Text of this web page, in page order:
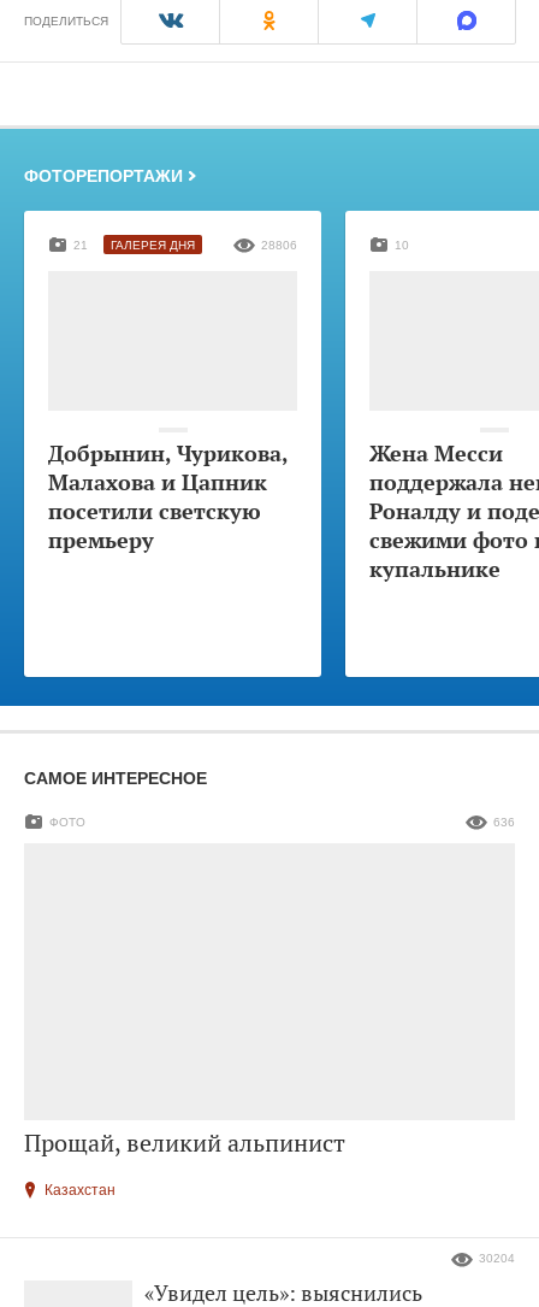
ПОДЕЛИТЬСЯ
ФОТОРЕПОРТАЖИ
Добрынин, Чурикова,
Малахова и Цапник
посетили светскую
премьеру
21 ГАЛЕРЕЯ ДНЯ 28806
Жена Месси
поддержала
Роналду и
свежими фото
купальнике
10
САМОЕ ИНТЕРЕСНОЕ
Прощай, великий альпинист
ФОТО 636
Казахстан
«Увидел цель»: выяснились
30204